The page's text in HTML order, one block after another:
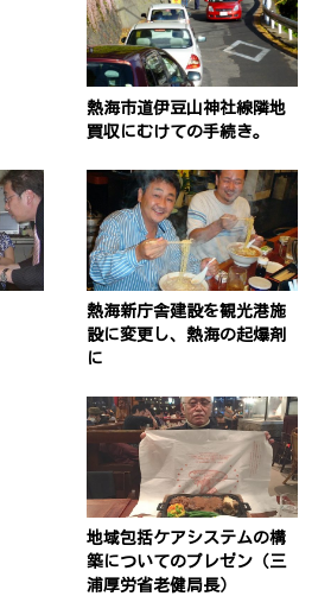
熱海市道伊豆山神社線隣地
買収にむけての手続き。
熱海新庁舎建設を観光港施
設に変更し、熱海の起爆剤
に
地域包括ケアシステムの構
築についてのプレゼン（三
浦厚労省老健局長）